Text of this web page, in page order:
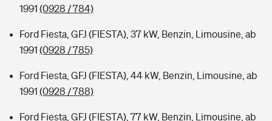
1991 (0928 / 784)
Ford Fiesta, GFJ (FIESTA), 37 kW, Benzin, Limousine, ab
1991 (0928 / 785)
Ford Fiesta, GFJ (FIESTA), 44 kW, Benzin, Limousine, ab
1991 (0928 / 788)
Ford Fiesta, GFJ (FIESTA), 77 kW, Benzin, Limousine, ab